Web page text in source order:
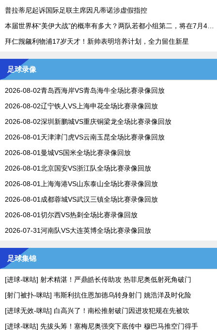
普拉蒂尼起诉国际足联主席因凡蒂诺涉虚假指控
拜仁觊觎利物浦17岁天才！新帅表明培养计划，全力留住新星
足球录像
2026-08-02青岛西海岸VS青岛海牛全场比赛录像回放
2026-08-02辽宁铁人VS上海申花全场比赛录像回放
2026-08-02深圳新鹏城VS重庆铜梁龙全场比赛录像回放
2026-08-01天津津门虎VS云南玉昆全场比赛录像回放
2026-08-01曼城VS国米全场比赛录像回放
2026-08-01北京国安VS浙江队全场比赛录像回放
2026-08-01上海海港VS山东泰山全场比赛录像回放
2026-08-01成都蓉城VS武汉三镇全场比赛录像回放
2026-08-01切尔西VS热刺全场比赛录像回放
2026-07-31河南队VS大连英博全场比赛录像回放
足球集锦
[进球-咪咕] 射术精湛！严鼎皓长传助攻 热菲尼奥低射死角破门
[射门被扑-咪咕] 韦斯利抗住恩加德乌转身射门 姚浩洋及时化险
[进球无效-咪咕] 白高兴了！南松推射破门因进攻犯规在先被吹
[进球-咪咕] 先拔头筹！塞梅尼奥强突下底传中 穆巴马推空门得手